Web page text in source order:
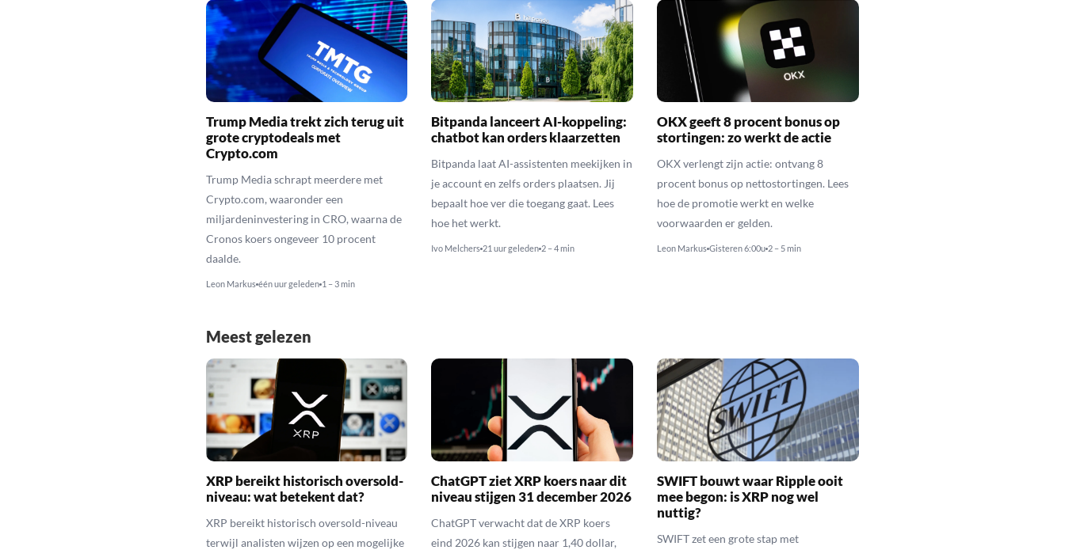
Trump Media trekt zich terug uit
grote cryptodeals met
Crypto.com
Trump Media schrapt meerdere met
Crypto.com, waaronder een
miljardeninvestering in CRO, waarna de
Cronos koers ongeveer 10 procent
daalde.
Leon Markus één uur geleden 1 – 3 min
Bitpanda lanceert AI-koppeling:
chatbot kan orders klaarzetten
Bitpanda laat AI-assistenten meekijken in
je account en zelfs orders plaatsen. Jij
bepaalt hoe ver die toegang gaat. Lees
hoe het werkt.
Ivo Melchers 21 uur geleden 2 – 4 min
OKX geeft 8 procent bonus op
stortingen: zo werkt de actie
OKX verlengt zijn actie: ontvang 8
procent bonus op nettostortingen. Lees
hoe de promotie werkt en welke
voorwaarden er gelden.
Leon Markus Gisteren 6:00u 2 – 5 min
Meest gelezen
XRP bereikt historisch oversold-
niveau: wat betekent dat?
XRP bereikt historisch oversold-niveau
terwijl analisten wijzen op een mogelijke
ChatGPT ziet XRP koers naar dit
niveau stijgen 31 december 2026
ChatGPT verwacht dat de XRP koers
eind 2026 kan stijgen naar 1,40 dollar,
SWIFT bouwt waar Ripple ooit
mee begon: is XRP nog wel
nuttig?
SWIFT zet een grote stap met